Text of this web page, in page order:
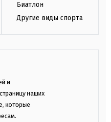
Биатлон
Другие виды спорта
и
наших
которые